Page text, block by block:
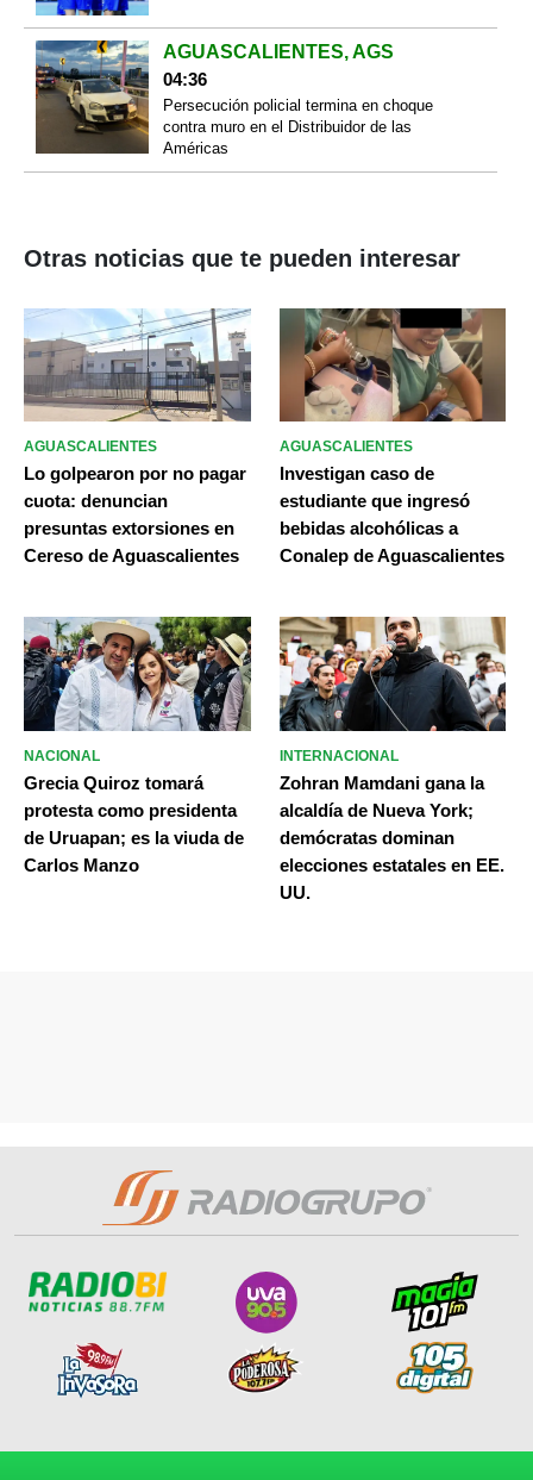
AGUASCALIENTES, AGS
04:36
Persecución policial termina en choque
contra muro en el Distribuidor de las
Américas
Otras noticias que te pueden interesar
AGUASCALIENTES
Lo golpearon por no pagar
cuota: denuncian
presuntas extorsiones en
Cereso de Aguascalientes
AGUASCALIENTES
Investigan caso de
estudiante que ingresó
bebidas alcohólicas a
Conalep de Aguascalientes
NACIONAL
Grecia Quiroz tomará
protesta como presidenta
de Uruapan; es la viuda de
Carlos Manzo
INTERNACIONAL
Zohran Mamdani gana la
alcaldía de Nueva York;
demócratas dominan
elecciones estatales en EE.
UU.